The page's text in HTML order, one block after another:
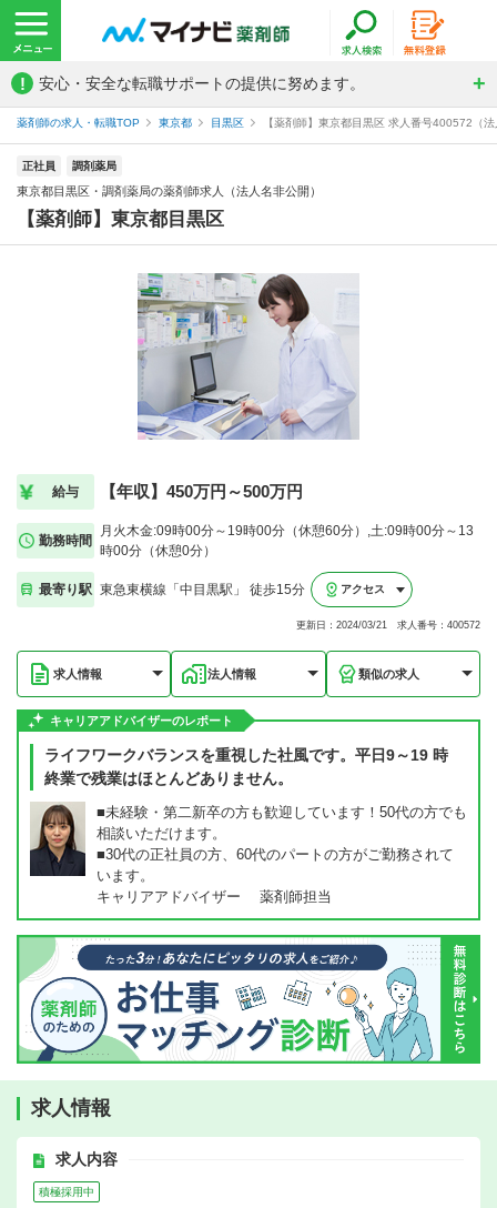
! 安心・安全な転職サポートの提供に努めます。
薬剤師の求人・転職TOP 東京都 目黒区 【薬剤師】東京都目黒区 求人番号400572（
正社員 調剤薬局
東京都目黒区・調剤薬局の薬剤師求人（法人名非公開）
【薬剤師】東京都目黒区
給与 【年収】450万円～500万円
勤務時間
月火木金:09時00分～19時00分（休憩60分）,土:09時00分～13
時00分（休憩0分）
最寄り駅 東急東横線「中目黒駅」 徒歩15分 アクセス
更新日：2024/03/21 求人番号：400572
求人情報 法人情報 類似の求人
キャリアアドバイザーのレポート
ライフワークバランスを重視した社風です。平日9～19 時
終業で残業はほとんどありません。
■未経験・第二新卒の方も歓迎しています！50代の方でも
相談いただけます。
■30代の正社員の方、60代のパートの方がご勤務されて
います。
キャリアアドバイザー 薬剤師担当
求人情報
求人内容
積極採用中